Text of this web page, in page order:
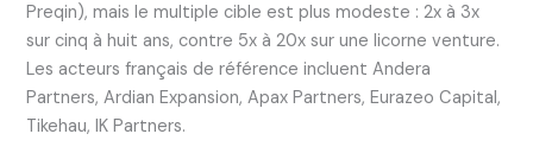
Preqin), mais le multiple cible est plus modeste : 2x à 3x
sur cinq à huit ans, contre 5x à 20x sur une licorne venture.
Les acteurs français de référence incluent Andera
Partners, Ardian Expansion, Apax Partners, Eurazeo Capital,
Tikehau, IK Partners.